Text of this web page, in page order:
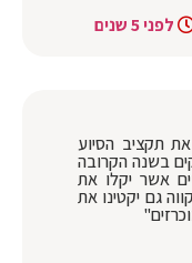
לפני 5 שנים
תקציב הסיוע
בשנה הקרובה
אשר יקלו את
גם יקטינו את